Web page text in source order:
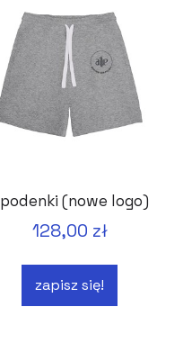
(nowe logo)
128,00 zł
zapisz się!